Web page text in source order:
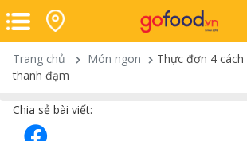
Trang chủ Món ngon
Thực đơn 4
thanh đạm
Chia sẻ bài viết: